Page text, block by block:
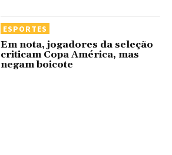
ESPORTES
Em nota, jogadores da seleção
criticam Copa América, mas
negam boicote